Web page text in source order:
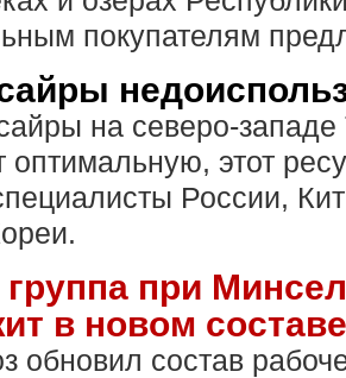
покупателям
на северо-западе
этот
России,
при
в новом составе
обновил состав